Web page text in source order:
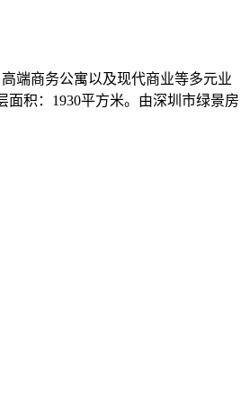
端商务公寓以及现代商业等多元业
积：1930平方米。由深圳市绿景房